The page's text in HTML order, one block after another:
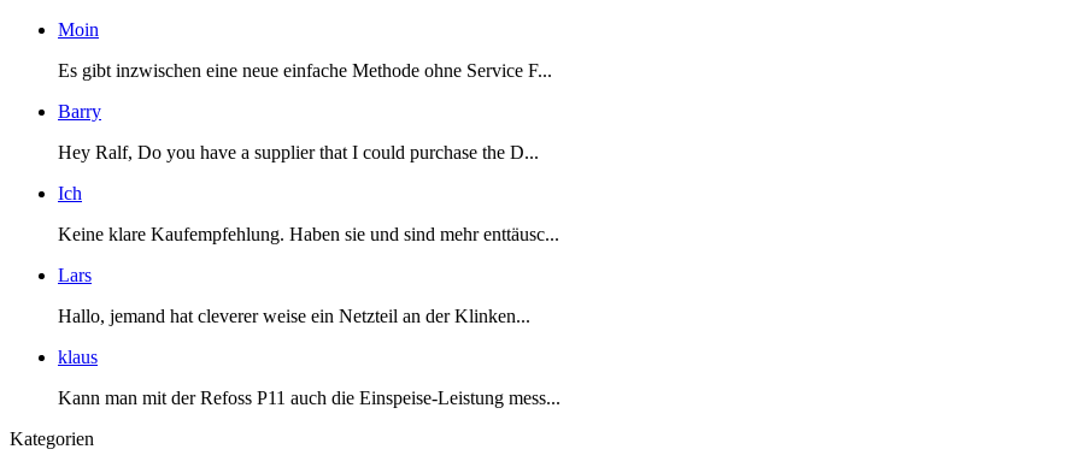
Moin
Es gibt inzwischen eine neue einfache Methode ohne Service F...
Barry
Hey Ralf, Do you have a supplier that I could purchase the D...
Ich
Keine klare Kaufempfehlung. Haben sie und sind mehr enttäusc...
Lars
Hallo, jemand hat cleverer weise ein Netzteil an der Klinken...
klaus
Kann man mit der Refoss P11 auch die Einspeise-Leistung mess...
Kategorien